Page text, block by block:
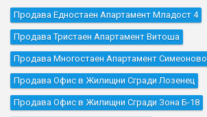
Продава Едностаен Апартамент Младост 4
Продава Тристаен Апартамент Витоша
Продава Многостаен Апартамент Симеоново
Продава Офис в Жилищни Сгради Лозенец
Продава Офис в Жилищни Сгради Зона Б-18